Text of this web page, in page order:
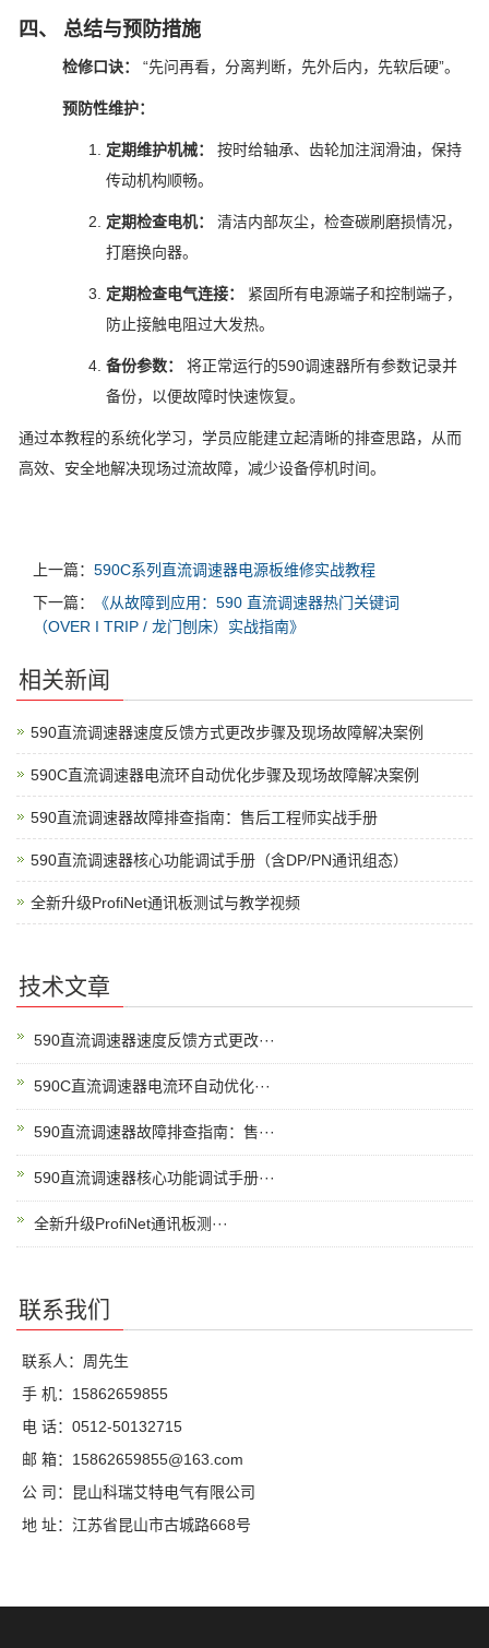
四、 总结与预防措施
检修口诀： “先问再看，分离判断，先外后内，先软后硬”。
预防性维护：
定期维护机械：
按时给轴承、齿轮加注润滑油，保持
传动机构顺畅。
定期检查电机：
清洁内部灰尘，检查碳刷磨损情况，
打磨换向器。
定期检查电气连接：
紧固所有电源端子和控制端子，
防止接触电阻过大发热。
备份参数：
将正常运行的590调速器所有参数记录并
备份，以便故障时快速恢复。
通过本教程的系统化学习，学员应能建立起清晰的排查思路，从而
高效、安全地解决现场过流故障，减少设备停机时间。
上一篇： 590C系列直流调速器电源板维修实战教程
下一篇：
《从故障到应用：590 直流调速器热门关键词
（OVER I TRIP / 龙门刨床）实战指南》
相关新闻
590直流调速器速度反馈方式更改步骤及现场故障解决案例
590C直流调速器电流环自动优化步骤及现场故障解决案例
590直流调速器故障排查指南：售后工程师实战手册
590直流调速器核心功能调试手册（含DP/PN通讯组态）
全新升级ProfiNet通讯板测试与教学视频
技术文章
590直流调速器速度反馈方式更改···
590C直流调速器电流环自动优化···
590直流调速器故障排查指南：售···
590直流调速器核心功能调试手册···
全新升级ProfiNet通讯板测···
联系我们
联系人：周先生
手 机：15862659855
电 话：0512-50132715
邮 箱：15862659855@163.com
公 司：昆山科瑞艾特电气有限公司
地 址：江苏省昆山市古城路668号